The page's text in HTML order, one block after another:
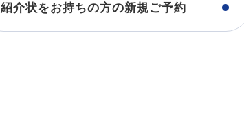
紹介状をお持ちの方の新規ご予約